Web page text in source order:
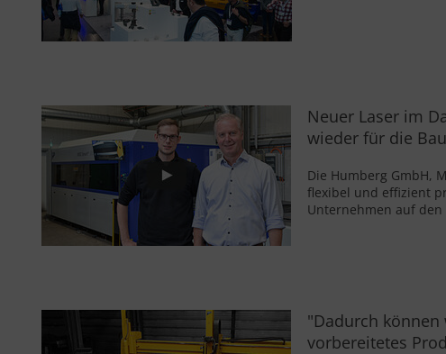
Neuer Laser im
wieder für die
Die Humberg GmbH,
flexibel und effizient
Unternehmen auf den
"Dadurch
vorbereitetes